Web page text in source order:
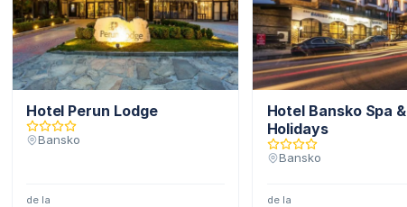
Hotel Perun Lodge
Bansko
de la
Hotel Bansko Spa &
Holidays
Bansko
de la